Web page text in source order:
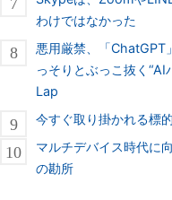
わけではなかった
悪用厳禁、「ChatGPT
っそりとぶっこ抜く
Lap
今すぐ取り掛かれる標
マルチデバイス時代に
の勘所